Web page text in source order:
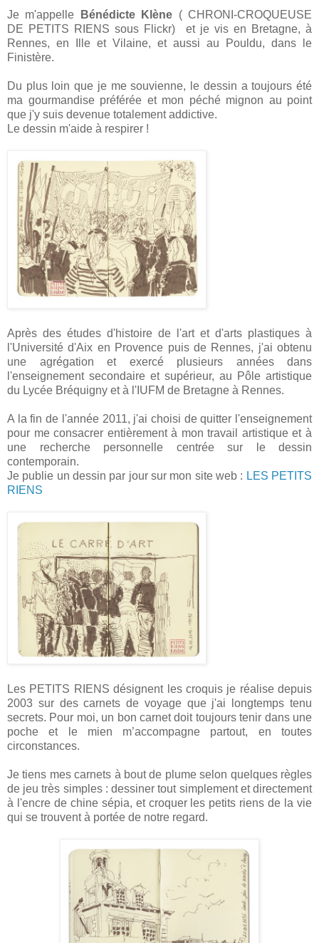
Je m'appelle Bénédicte Klène ( CHRONI-CROQUEUSE
DE PETITS RIENS sous Flickr) et je vis en Bretagne, à
Rennes, en Ille et Vilaine, et aussi au Pouldu, dans le
Finistère.
Du plus loin que je me souvienne, le dessin a toujours été
ma gourmandise préférée et mon péché mignon au point
que j'y suis devenue totalement addictive.
Le dessin m'aide à respirer !
Après des études d'histoire de l'art et d'arts plastiques à
l'Université d'Aix en Provence puis de Rennes, j'ai obtenu
une agrégation et exercé plusieurs années dans
l'enseignement secondaire et supérieur, au Pôle artistique
du Lycée Bréquigny et à l'IUFM de Bretagne à Rennes.
A la fin de l'année 2011, j'ai choisi de quitter l'enseignement
pour me consacrer entièrement à mon travail artistique et à
une recherche personnelle centrée sur le dessin
contemporain.
Je publie un dessin par jour sur mon site web : LES PETITS
RIENS
Les PETITS RIENS désignent les croquis je réalise depuis
2003 sur des carnets de voyage que j'ai longtemps tenu
secrets. Pour moi, un bon carnet doit toujours tenir dans une
poche et le mien m’accompagne partout, en toutes
circonstances.
Je tiens mes carnets à bout de plume selon quelques règles
de jeu très simples : dessiner tout simplement et directement
à l'encre de chine sépia, et croquer les petits riens de la vie
qui se trouvent à portée de notre regard.